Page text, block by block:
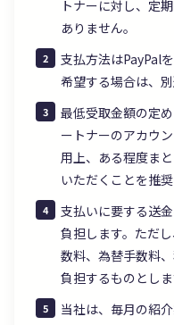
トナーに対し、定
ありません。
支払方法はPayPal
希望する場合は、
最低受取金額の定
ートナーのアカウ
用上、ある程度ま
いただくことを推奨
支払いに要する送
負担します。ただ
数料、為替手数料
負担するものとしま
当社は、毎月の紹